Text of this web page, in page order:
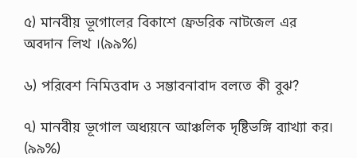
৫) মানবীয় ভূগােলের বিকাশে ফ্রেডরিক নাটজেল এর
অবদান লিখ ।(৯৯%)
৬) পরিবেশ নিমিত্তবাদ ও সম্ভাবনাবাদ বলতে কী বুঝ?
৭) মানবীয় ভূগােল অধ্যয়নে আঞ্চলিক দৃষ্টিভঙ্গি ব্যাখ্যা কর।
(৯৯%)